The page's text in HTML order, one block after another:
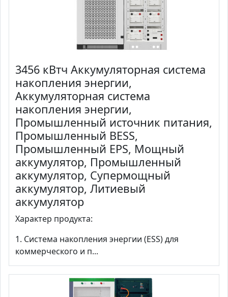
3456 кВтч Аккумуляторная система
накопления энергии,
Аккумуляторная система
накопления энергии,
Промышленный источник питания,
Промышленный BESS,
Промышленный EPS, Мощный
аккумулятор, Промышленный
аккумулятор, Супермощный
аккумулятор, Литиевый
аккумулятор
Характер продукта:
1. Система накопления энергии (ESS) для
коммерческого и п...